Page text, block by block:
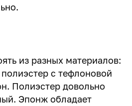
из разных материалов:
с тефлоновой
Полиэстер довольно
Эпонж обладает